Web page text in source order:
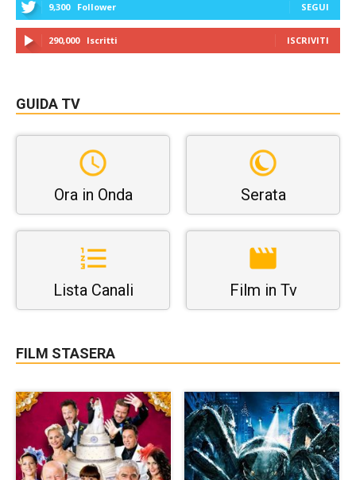
9,300 Follower SEGUI
290,000 Iscritti ISCRIVITI
GUIDA TV
Ora in Onda Serata
Lista Canali Film in Tv
FILM STASERA